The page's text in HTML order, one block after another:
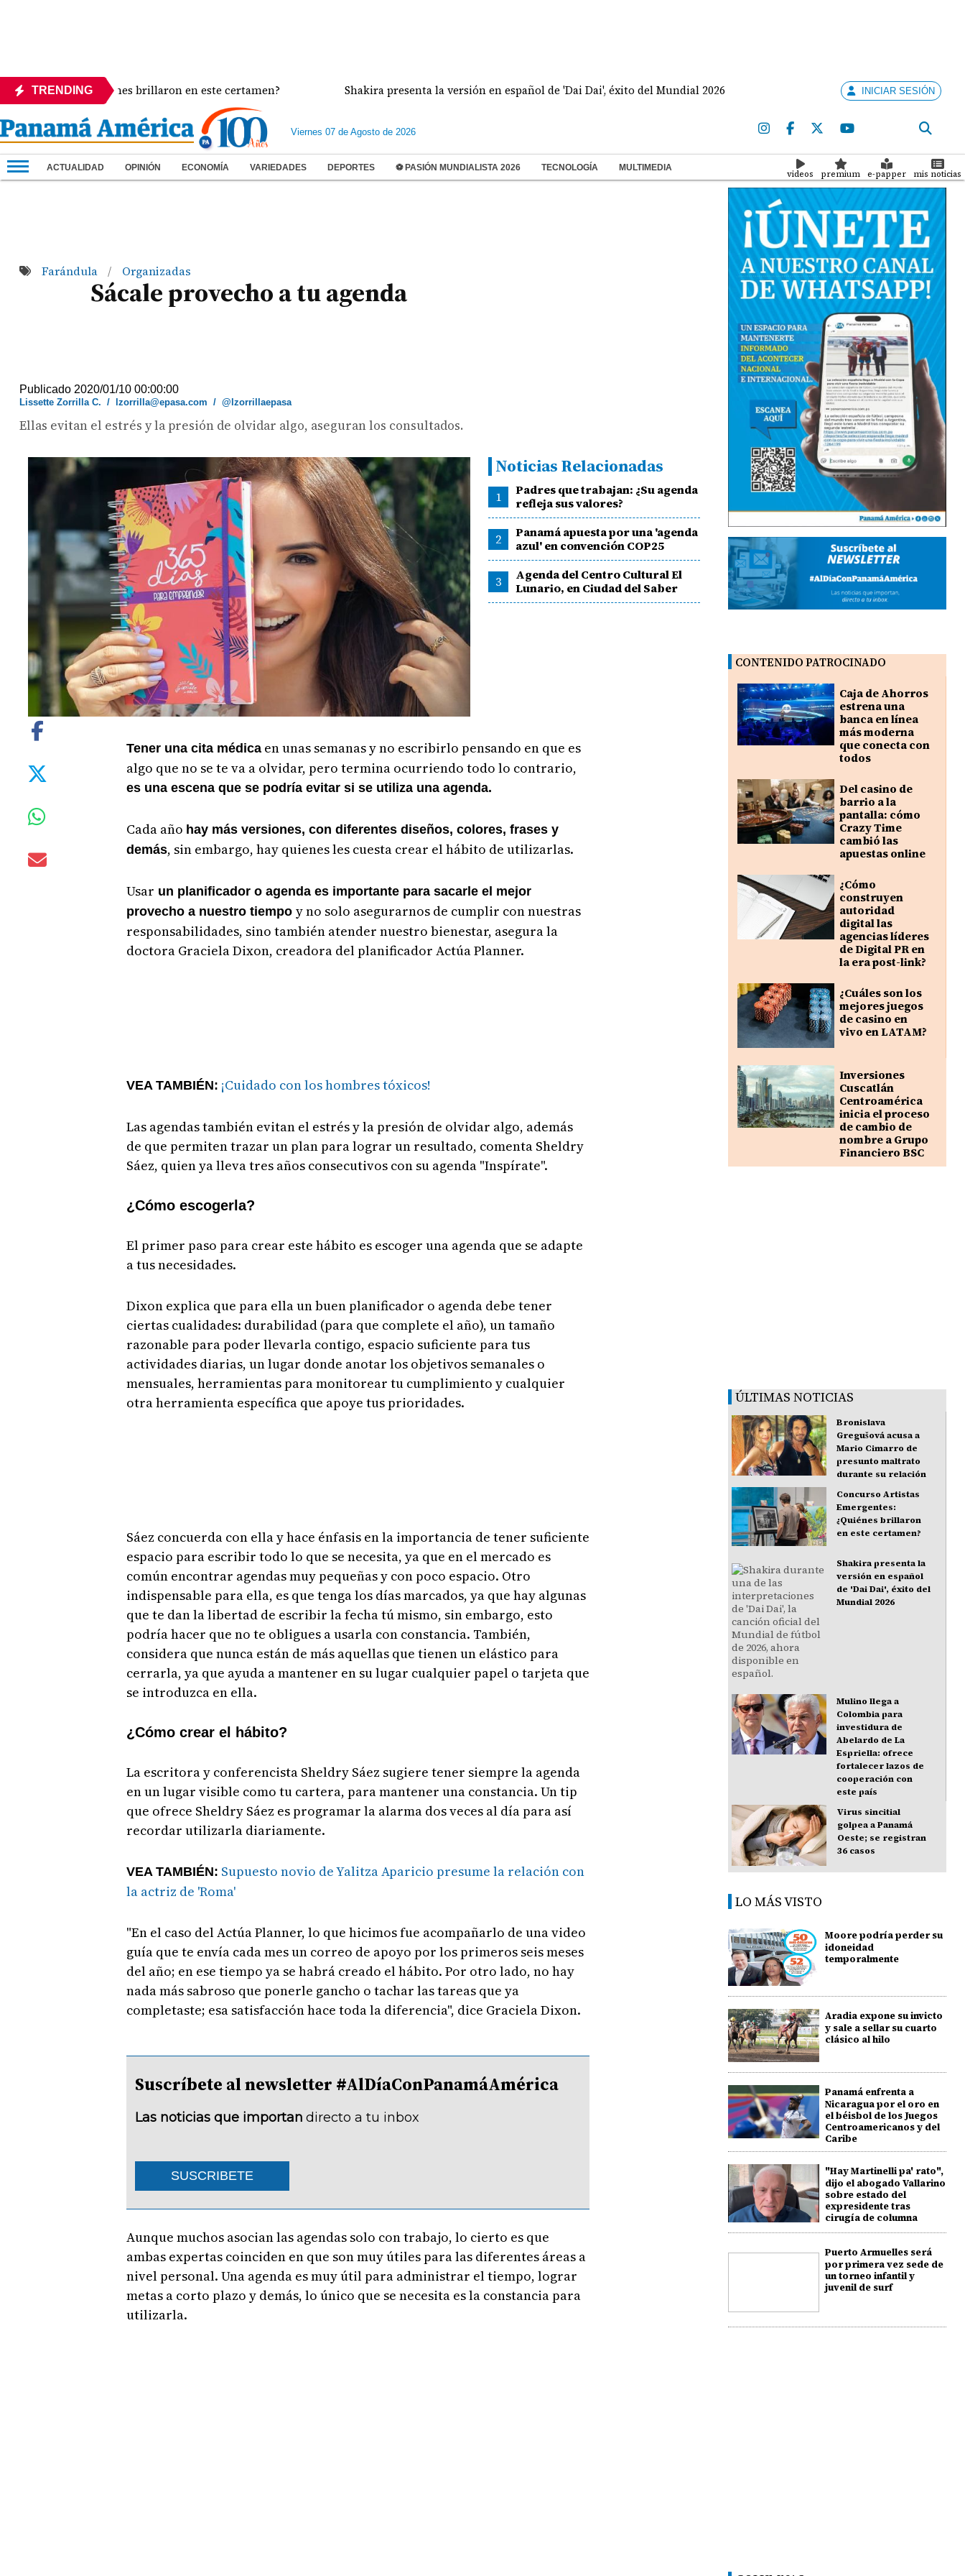
TRENDING
¿Quiénes brillaron en este certamen? Shakira presenta la versión en español de 'Dai Dai', éxito del Mundial 2026 Mulino llega a Colombia para
INICIAR SESIÓN
Viernes 07 de Agosto de 2026
ACTUALIDAD OPINIÓN ECONOMÍA VARIEDADES DEPORTES ⚽ PASIÓN MUNDIALISTA 2026 TECNOLOGÍA MULTIMEDIA
videos premium e-papper mis noticias
Farándula / Organizadas
Sácale provecho a tu agenda
Publicado 2020/01/10 00:00:00
Lissette Zorrilla C. / lzorrilla@epasa.com /@lzorrillaepasa
Ellas evitan el estrés y la presión de olvidar algo, aseguran los consultados.
Noticias Relacionadas
1
Padres que trabajan: ¿Su agenda
refleja sus valores?
2
Panamá apuesta por una 'agenda
azul' en convención COP25
3
Agenda del Centro Cultural El
Lunario, en Ciudad del Saber
Tener una cita médicaen unas semanas y no escribirlo pensando en que es
algo que no se te va a olvidar, pero termina ocurriendo todo lo contrario,
es una escena que se podría evitar si se utiliza una agenda.
Cada año hay más versiones, con diferentes diseños, colores, frases y
demás, sin embargo, hay quienes les cuesta crear el hábito de utilizarlas.
Usar un planificador o agenda es importante para sacarle el mejor
provecho a nuestro tiempo y no solo asegurarnos de cumplir con nuestras
responsabilidades, sino también atender nuestro bienestar, asegura la
doctora Graciela Dixon, creadora del planificador Actúa Planner.
VEA TAMBIÉN: ¡Cuidado con los hombres tóxicos!
Las agendas también evitan el estrés y la presión de olvidar algo, además
de que permiten trazar un plan para lograr un resultado, comenta Sheldry
Sáez, quien ya lleva tres años consecutivos con su agenda "Inspírate".
¿Cómo escogerla?
El primer paso para crear este hábito es escoger una agenda que se adapte
a tus necesidades.
Dixon explica que para ella un buen planificador o agenda debe tener
ciertas cualidades: durabilidad (para que complete el año), un tamaño
razonable para poder llevarla contigo, espacio suficiente para tus
actividades diarias, un lugar donde anotar los objetivos semanales o
mensuales, herramientas para monitorear tu cumplimiento y cualquier
otra herramienta específica que apoye tus prioridades.
Sáez concuerda con ella y hace énfasis en la importancia de tener suficiente
espacio para escribir todo lo que se necesita, ya que en el mercado es
común encontrar agendas muy pequeñas y con poco espacio. Otro
indispensable para ella, es que tenga los días marcados, ya que hay algunas
que te dan la libertad de escribir la fecha tú mismo, sin embargo, esto
podría hacer que no te obligues a usarla con constancia. También,
considera que nunca están de más aquellas que tienen un elástico para
cerrarla, ya que ayuda a mantener en su lugar cualquier papel o tarjeta que
se introduzca en ella.
¿Cómo crear el hábito?
La escritora y conferencista Sheldry Sáez sugiere tener siempre la agenda
en un lugar visible como tu cartera, para mantener una constancia. Un tip
que ofrece Sheldry Sáez es programar la alarma dos veces al día para así
recordar utilizarla diariamente.
VEA TAMBIÉN: Supuesto novio de Yalitza Aparicio presume la relación con
la actriz de 'Roma'
"En el caso del Actúa Planner, lo que hicimos fue acompañarlo de una video
guía que te envía cada mes un correo de apoyo por los primeros seis meses
del año; en ese tiempo ya se habrá creado el hábito. Por otro lado, no hay
nada más sabroso que ponerle gancho o tachar las tareas que ya
completaste; esa satisfacción hace toda la diferencia", dice Graciela Dixon.
Suscríbete al newsletter #AlDíaConPanamáAmérica
Las noticias que importan directo a tu inbox
SUSCRIBETE
Aunque muchos asocian las agendas solo con trabajo, lo cierto es que
ambas expertas coinciden en que son muy útiles para las diferentes áreas a
nivel personal. Una agenda es muy útil para administrar el tiempo, lograr
metas a corto plazo y demás, lo único que se necesita es la constancia para
utilizarla.
CONTENIDO PATROCINADO
Caja de Ahorros
estrena una
banca en línea
más moderna
que conecta con
todos
Del casino de
barrio a la
pantalla: cómo
Crazy Time
cambió las
apuestas online
¿Cómo
construyen
autoridad
digital las
agencias líderes
de Digital PR en
la era post-link?
¿Cuáles son los
mejores juegos
de casino en
vivo en LATAM?
Inversiones
Cuscatlán
Centroamérica
inicia el proceso
de cambio de
nombre a Grupo
Financiero BSC
ÚLTIMAS NOTICIAS
Bronislava
Gregušová acusa a
Mario Cimarro de
presunto maltrato
durante su relación
Concurso Artistas
Emergentes:
¿Quiénes brillaron
en este certamen?
Shakira presenta la
versión en español
de 'Dai Dai', éxito del
Mundial 2026
Mulino llega a
Colombia para
investidura de
Abelardo de La
Espriella: ofrece
fortalecer lazos de
cooperación con
este país
Virus sincitial
golpea a Panamá
Oeste; se registran
36 casos
LO MÁS VISTO
Moore podría perder su
idoneidad
temporalmente
Aradia expone su invicto
y sale a sellar su cuarto
clásico al hilo
Panamá enfrenta a
Nicaragua por el oro en
el béisbol de los Juegos
Centroamericanos y del
Caribe
"Hay Martinelli pa' rato",
dijo el abogado Vallarino
sobre estado del
expresidente tras
cirugía de columna
Puerto Armuelles será
por primera vez sede de
un torneo infantil y
juvenil de surf